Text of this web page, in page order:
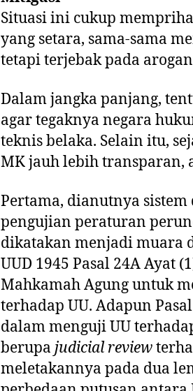
Situasi ini cukup
yang setara, sama-sama
tetapi terjebak pada
Dalam jangka panjang,
agar tegaknya negara
teknis belaka. Selain itu,
MK jauh lebih transparan,
Pertama, dianutnya
pengujian peraturan
dikatakan menjadi muara
UUD 1945 Pasal 24A Ayat
Mahkamah Agung untuk
terhadap UU. Adapun
dalam menguji UU
berupa judicial review
meletakannya pada dua